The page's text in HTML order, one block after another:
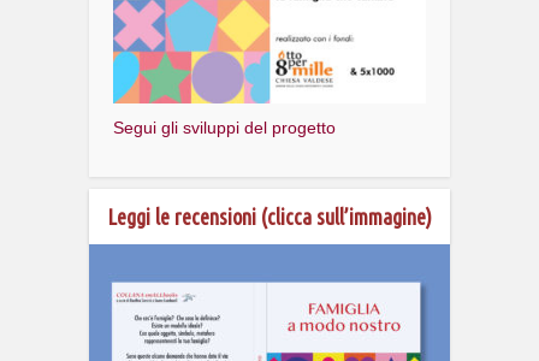
Segui gli sviluppi del progetto
Leggi le recensioni (clicca sull’immagine)